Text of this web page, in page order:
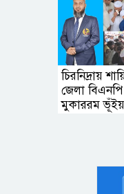
চিরনিদ্রায়
জেলা
মুকাররম